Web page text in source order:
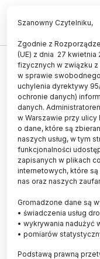
ŻYCIE
Polscy
gatunek
18.03.2022
2 minuty czytania
Read the English
Szanowny Czytelniku,
Zgodnie z
(UE) z dnia 27
fizycznych w związku
w sprawie
uchylenia dyrektywy
ochronie danych)
danych.
w Warszawie przy ulicy
o dane, które są
naszych usług, w tym
funkcjonalności
zapisanych w plikach
internetowych, które
nas oraz naszych
Gromadzone dane są
• świadczenia usług
• wykrywania nadużyć
• pomiarów
Podstawą prawną